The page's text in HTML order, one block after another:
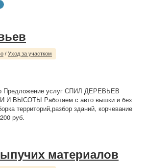
/ Уход за участком
Предложение услуг СПИЛ ДЕРЕВЬЕВ
ВЫСОТЫ Работаем с авто вышки и без
территорий,разбор зданий, корчевание
руб.
материалов